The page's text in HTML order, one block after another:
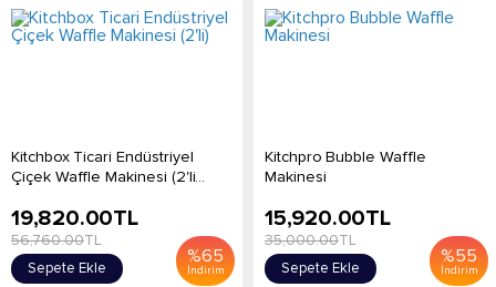
Kitchbox Ticari Endüstriyel
Çiçek Waffle Makinesi (2'li...
%65
İndirim
19,820.00TL
56,760.00TL
Sepete Ekle
Kitchpro Bubble Waffle
Makinesi
%55
İndirim
15,920.00TL
35,000.00TL
Sepete Ekle